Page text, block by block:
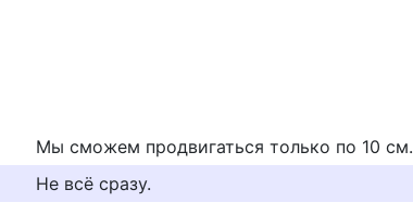
Мы сможем продвигаться только по 10 см.
Не всё сразу.